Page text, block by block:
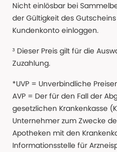
Nicht einlösbar bei
der Gültigkeit des
Kundenkonto einloggen.
³ Dieser Preis gilt für die
Zuzahlung.
*UVP = Unverbindliche
AVP = Der für den Fall der
gesetzlichen Krankenkasse
Unternehmer zum Zwecke
Apotheken mit den
Informationsstelle für